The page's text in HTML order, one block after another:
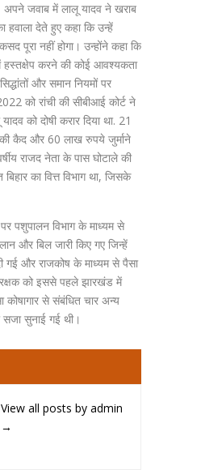
जवाब में लालू यादव ने खराब
हवाला देते हुए कहा कि उन्हें
पूरा नहीं होगा। उन्होंने कहा कि
करने की कोई आवश्यकता
और समान नियमों पर
को रांची की सीबीआई कोर्ट ने
को दोषी करार दिया था. 21
की कैद और 60 लाख रुपये जुर्माने
राजद नेता के पास घोटाले की
का वित्त विभाग था, जिसके
पशुपालन विभाग के माध्यम से
और बिल जारी किए गए जिन्हें
दी गई और राजकोष के माध्यम से पैसा
को इससे पहले झारखंड में
कोषागार से संबंधित चार अन्य
सुनाई गई थी।
View all posts by admin
→